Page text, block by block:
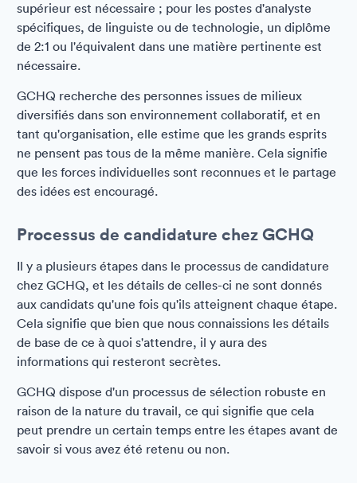
supérieur est nécessaire ; pour les postes d'analyste
spécifiques, de linguiste ou de technologie, un diplôme
de 2:1 ou l'équivalent dans une matière pertinente est
nécessaire.
GCHQ recherche des personnes issues de milieux
diversifiés dans son environnement collaboratif, et en
tant qu'organisation, elle estime que les grands esprits
ne pensent pas tous de la même manière. Cela signifie
que les forces individuelles sont reconnues et le partage
des idées est encouragé.
Processus de candidature chez GCHQ
Il y a plusieurs étapes dans le processus de candidature
chez GCHQ, et les détails de celles-ci ne sont donnés
aux candidats qu'une fois qu'ils atteignent chaque étape.
Cela signifie que bien que nous connaissions les détails
de base de ce à quoi s'attendre, il y aura des
informations qui resteront secrètes.
GCHQ dispose d'un processus de sélection robuste en
raison de la nature du travail, ce qui signifie que cela
peut prendre un certain temps entre les étapes avant de
savoir si vous avez été retenu ou non.